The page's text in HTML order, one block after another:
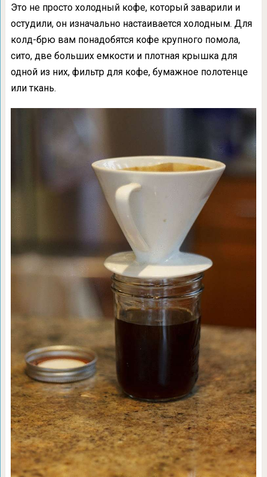
Это не просто холодный кофе, который заварили и
остудили, он изначально настаивается холодным. Для
колд-брю вам понадобятся кофе крупного помола,
сито, две больших емкости и плотная крышка для
одной из них, фильтр для кофе, бумажное полотенце
или ткань.